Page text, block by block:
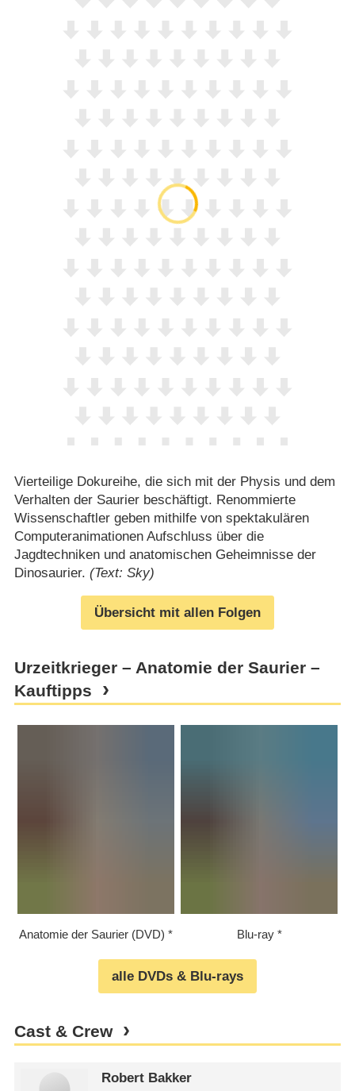
Vierteilige Dokureihe, die sich mit der Physis und dem
Verhalten der Saurier beschäftigt. Renommierte
Wissenschaftler geben mithilfe von spektakulären
Computeranimationen Aufschluss über die
Jagdtechniken und anatomischen Geheimnisse der
Dinosaurier. (Text: Sky)
Übersicht mit allen Folgen
Urzeitkrieger – Anatomie der Saurier –
Kauftipps
Anatomie der Saurier (DVD) Blu-ray
alle DVDs & Blu-rays
Cast & Crew
Robert Bakker